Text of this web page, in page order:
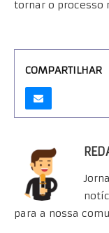
tornar o processo
COMPARTILHAR
para a nossa